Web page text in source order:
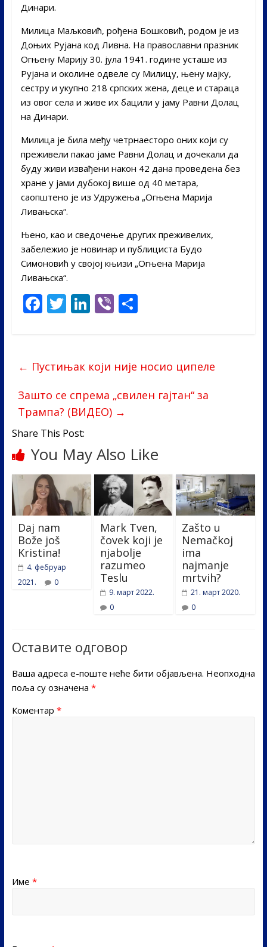
Динари.
Милица Маљковић, рођена Бошковић, родом је из
Доњих Рујана код Ливна. На православни празник
Огњену Марију 30. јула 1941. године усташе из
Рујана и околине одвеле су Милицу, њену мајку,
сестру и укупно 218 српских жена, деце и стараца
из овог села и живе их бацили у јаму Равни Долац
на Динари.
Милица је била међу четрнаесторо оних који су
преживели пакао јаме Равни Долац и дочекали да
буду живи извађени након 42 дана проведена без
хране у јами дубокој више од 40 метара,
саопштено је из Удружења „Огњена Марија
Ливањска“.
Њено, као и сведочење других преживелих,
забележио је новинар и публициста Будо
Симоновић у својој књизи „Огњена Марија
Ливањска“.
F
ac
b
o
o
k
T
w
er
Li
n
e
dI
n
Vi
b
S
e
← Пустињак који није носио ципеле
Зашто се спрема „свилен гајтан“ за
Трампа? (ВИДЕО) →
Share This Post:
You May Also Like
Daj nam
Bože još
Kristina!
4. фебруар
2021.
0
Mark Tven,
čovek koji je
njabolje
razumeo
Teslu
9. март 2022.
0
Zašto u
Nemačkoj
ima
najmanje
mrtvih?
21. март 2020.
0
Оставите одговор
Ваша адреса е-поште неће бити објављена. Неопходна
поља су означена *
Коментар *
Име *